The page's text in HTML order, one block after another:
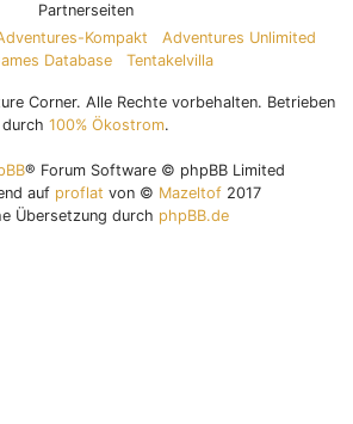
Partnerseiten
Kompakt
Adventures Unlimited
Database
Tentakelvilla
Corner. Alle Rechte vorbehalten. Betrieben
durch 100% Ökostrom.
® Forum Software © phpBB Limited
auf proflat von © Mazeltof2017
Übersetzung durch phpBB.de